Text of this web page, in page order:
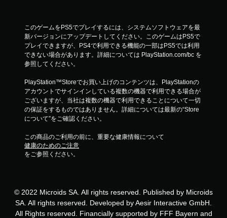
このゲームをPS5でプレイするには、システムソフトウェアを最
新バージョンにアップデートしてください。このゲームはPS5で
プレイできますが、PS4で利用できる機能の一部はPS5では利用
できない場合があります。詳細については PlayStation.com/bc を
参照してください。
PlayStation™Storeでお買い上げのコンテンツは、PlayStationの
アカウントでサインインしている複数の機器で利用できる場合が
ございますが、当社は複数の機器で利用できることについて一切
の保証をするものではありません。詳細については最新の“Store
について”をご確認ください。
この商品のご利用の前に、重要な健康情報について
健康のためのご注意
をご参照ください。
© 2022 Microids SA. All rights reserved. Published by Microids
SA. All rights reserved. Developed by Aesir Interactive GmbH.
All Rights reserved. Financially supported by FFF Bayern and